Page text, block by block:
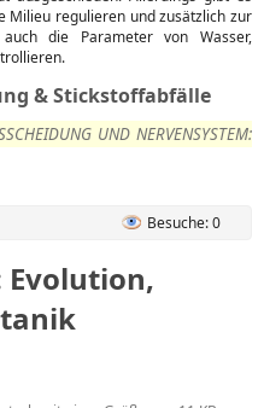
Milieu regulieren und zusätzlich zur
auch die Parameter von Wasser,
& Stickstoffabfälle
UND NERVENSYSTEM:
Besuche: 0
Evolution,